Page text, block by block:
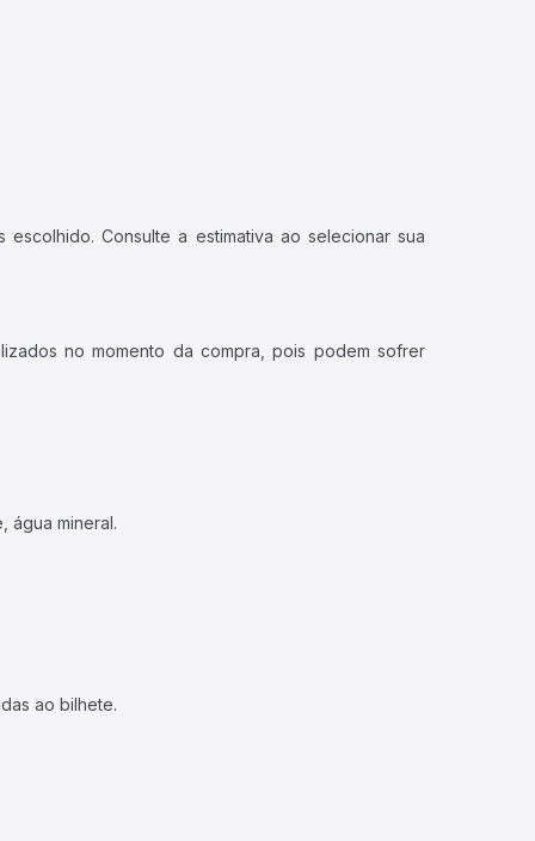
Consulte a estimativa ao selecionar sua
no momento da compra, pois podem sofrer
água mineral.
ao bilhete.